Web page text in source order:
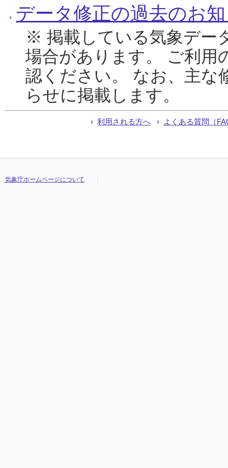
データ修正の過去のお
※ 掲載している気象デー
場合があります。 ご利用
認ください。 なお、主な
らせに掲載します。
利用される方へ よくある質問（
気象庁ホームページについて